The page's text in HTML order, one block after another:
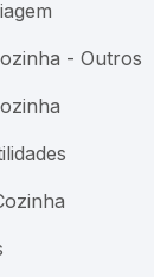
- Outros